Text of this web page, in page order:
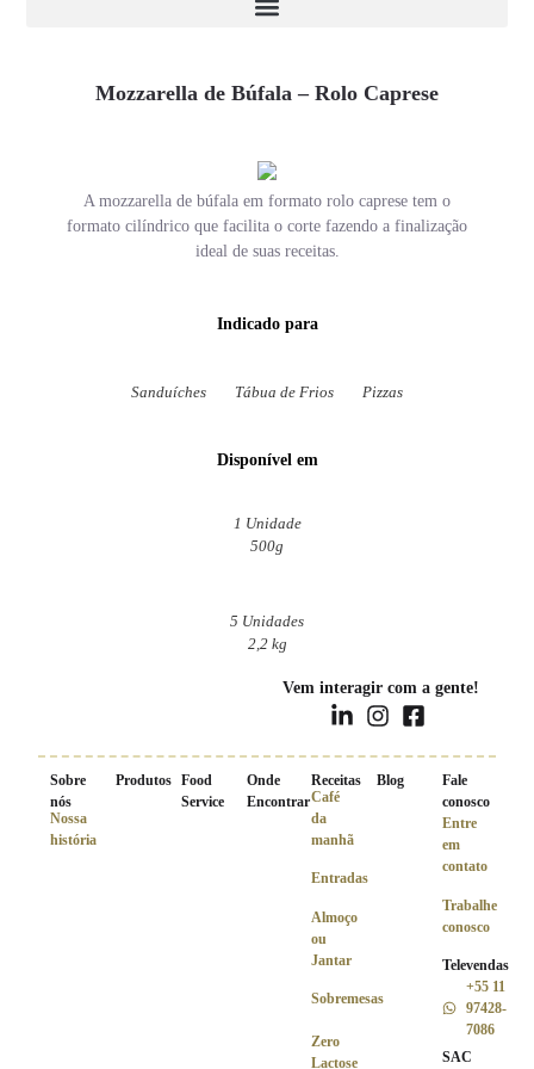
Mozzarella de Búfala – Rolo Caprese
A mozzarella de búfala em formato rolo caprese tem o
formato cilíndrico que facilita o corte fazendo a finalização
ideal de suas receitas.
Indicado para
Sanduíches Tábua de Frios Pizzas
Disponível em
1 Unidade
500g
5 Unidades
2,2 kg
Vem interagir com a gente!
Sobre
nós
Nossa
história
Produtos Food
Service
Onde
Encontrar
Receitas
Café
da
manhã
Entradas
Almoço
ou
Jantar
Sobremesas
Zero
Lactose
Blog
Fale
conosco
Entre
em
contato
Trabalhe
conosco
Televendas
+55 11
97428-
7086
SAC